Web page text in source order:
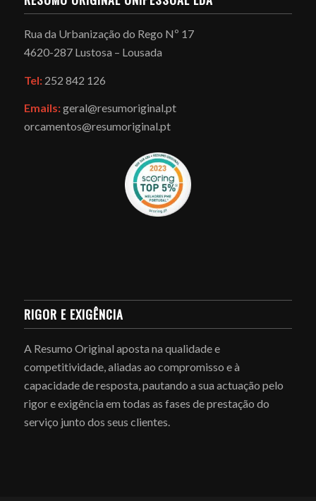
Rua da Urbanização do Rego Nº 17
4620-287 Lustosa – Lousada
Tel:252 842 126
Emails:geral@resumoriginal.pt
orcamentos@resumoriginal.pt
RIGOR E EXIGÊNCIA
A Resumo Original aposta na qualidade e
competitividade, aliadas ao compromisso e à
capacidade de resposta, pautando a sua actuação pelo
rigor e exigência em todas as fases de prestação do
serviço junto dos seus clientes.